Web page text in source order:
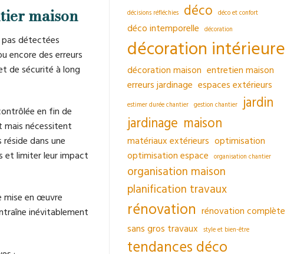
maison
détectées
encore des erreurs
de sécurité à long
en fin de
mais nécessitent
dans une
et limiter leur impact
mise en œuvre
inévitablement
décisions réfléchies déco déco et confort
déco intemporelle décoration
décoration intérieure
décoration maison entretien maison
erreurs jardinage espaces extérieurs
estimer durée chantier gestion chantier
jardin
jardinage maison
matériaux extérieurs optimisation
optimisation espace
organisation chantier
organisation maison
planification travaux
rénovation rénovation complète
sans gros travaux
style et bien-être
tendances déco